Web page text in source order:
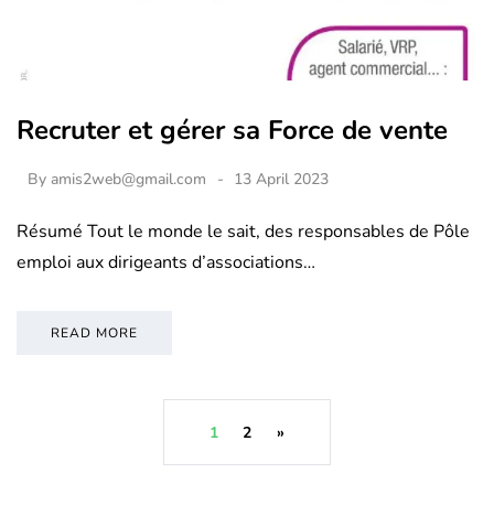
Recruter et gérer sa Force de vente
By amis2web@gmail.com 13 April 2023
Résumé Tout le monde le sait, des responsables de Pôle
emploi aux dirigeants d’associations…
READ MORE
1 2 »